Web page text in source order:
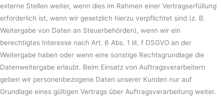
externe Stellen weiter, wenn dies im Rahmen einer Vertragserfüllung
erforderlich ist, wenn wir gesetzlich hierzu verpflichtet sind (z. B.
Weitergabe von Daten an Steuerbehörden), wenn wir ein
berechtigtes Interesse nach Art. 6 Abs. 1 lit. f DSGVO an der
Weitergabe haben oder wenn eine sonstige Rechtsgrundlage die
Datenweitergabe erlaubt. Beim Einsatz von Auftragsverarbeitern
geben wir personenbezogene Daten unserer Kunden nur auf
Grundlage eines gültigen Vertrags über Auftragsverarbeitung weiter.